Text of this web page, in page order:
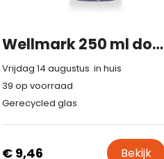
Wellmark 250 ml douchegel
Vrijdag 14 augustus in huis
39 op voorraad
Gerecycled glas
€ 9,46 Bekijk